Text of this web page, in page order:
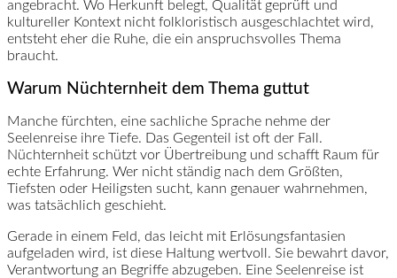
angebracht. Wo Herkunft belegt, Qualität geprüft und
kultureller Kontext nicht folkloristisch ausgeschlachtet wird,
entsteht eher die Ruhe, die ein anspruchsvolles Thema
braucht.
Warum Nüchternheit dem Thema guttut
Manche fürchten, eine sachliche Sprache nehme der
Seelenreise ihre Tiefe. Das Gegenteil ist oft der Fall.
Nüchternheit schützt vor Übertreibung und schafft Raum für
echte Erfahrung. Wer nicht ständig nach dem Größten,
Tiefsten oder Heiligsten sucht, kann genauer wahrnehmen,
was tatsächlich geschieht.
Gerade in einem Feld, das leicht mit Erlösungsfantasien
aufgeladen wird, ist diese Haltung wertvoll. Sie bewahrt davor,
Verantwortung an Begriffe abzugeben. Eine Seelenreise ist